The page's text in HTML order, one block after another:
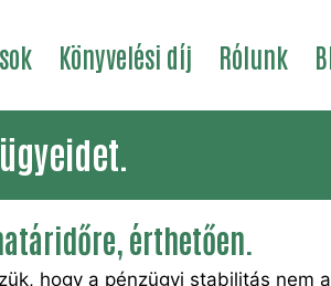
Könyvelési díj Rólunk
érthetően.
hogy a pénzügyi stabilitás nem